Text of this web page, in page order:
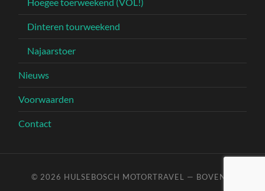
Dinteren tourweekend
Najaarstoer
Nieuws
Voorwaarden
Contact
© 2026 HULSEBOSCH MOTORTRAVEL — BOVEN ↑